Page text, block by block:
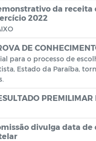
da receita
2022
DE
para o processo de
Estado da Paraíba,
divulga data